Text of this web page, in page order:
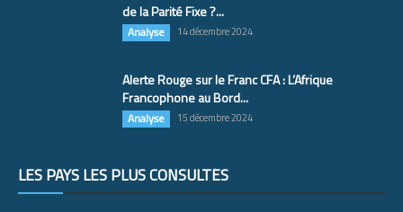
de la Parité Fixe ?...
Analyse 14 décembre 2024
Alerte Rouge sur le Franc CFA : L’Afrique
Francophone au Bord...
Analyse 15 décembre 2024
LES PAYS LES PLUS CONSULTÉS